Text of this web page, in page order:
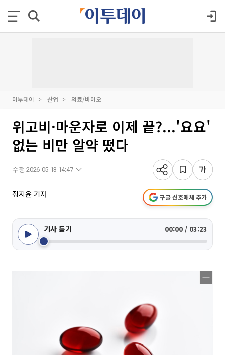
이투데이 산업 의료/바이오
위고비·마운자로 이제 끝?...'요요'
없는 비만 알약 떴다
수정 2026-05-13 14:47
정지윤 기자 구글 선호매체 추가
기사 듣기 00:00 / 03:23